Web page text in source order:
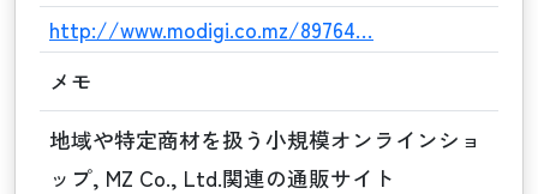
http://www.modigi.co.mz/89764…
メモ
地域や特定商材を扱う小規模オンラインショ
ップ, MZ Co., Ltd.関連の通販サイト